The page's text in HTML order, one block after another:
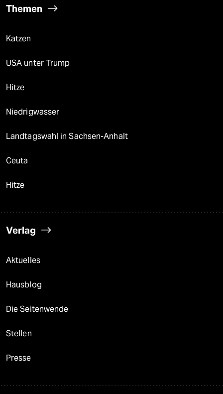
Themen
Katzen
USA unter Trump
Hitze
Niedrigwasser
Landtagswahl in Sachsen-Anhalt
Ceuta
Hitze
Verlag
Aktuelles
Hausblog
Die Seitenwende
Stellen
Presse